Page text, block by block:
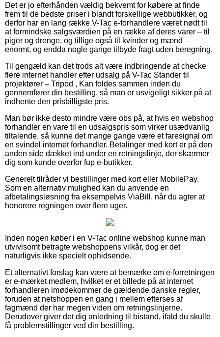
Det er jo efterhånden vældig bekvemt for købere at finde
frem til de bedste priser i blandt forskellige webbutikker, og
derfor har en lang række V-Tac e-forhandlere været nødt til
at formindske salgsværdien på en række af deres varer – til
piger og drenge, og tillige også til kvinder og mænd –
enormt, og endda nogle gange tilbyde fragt uden beregning.
Til gengæld kan det trods alt være indbringende at checke
flere internet handler efter udsalg på V-Tac Stander til
projektører – Tripod , Kan foldes sammen inden du
gennemfører din bestilling, så man er usvigeligt sikker på at
indhente den prisbilligste pris.
Man bør ikke desto mindre være obs på, at hvis en webshop
forhandler en vare til en udsalgspris som virker usædvanlig
tiltalende, så kunne det mange gange være et faresignal om
en svindel internet forhandler. Betalinger med kort er på den
anden side dækket ind under en retningslinje, der skærmer
dig som kunde overfor fup e-butikker.
Generelt tilråder vi bestillinger med kort eller MobilePay.
Som en alternativ mulighed kan du anvende en
afbetalingsløsning fra eksempelvis ViaBill, når du agter at
honorere regningen over flere uger.
Inden nogen køber i en V-Tac online webshop kunne man
utvivlsomt betragte webshoppens vilkår, dog er det
naturligvis ikke specielt ophidsende.
Et alternativt forslag kan være at bemærke om e-forretningen
er e-mærket medlem, hvilket er et billede på at internet
forhandleren imødekommer de gældende danske regler,
foruden at netshoppen en gang i mellem efterses af
fagmænd der har megen viden om retningslinjerne.
Derudover giver det dig anledning til bistand, ifald du skulle
få problemstillinger ved din bestilling.